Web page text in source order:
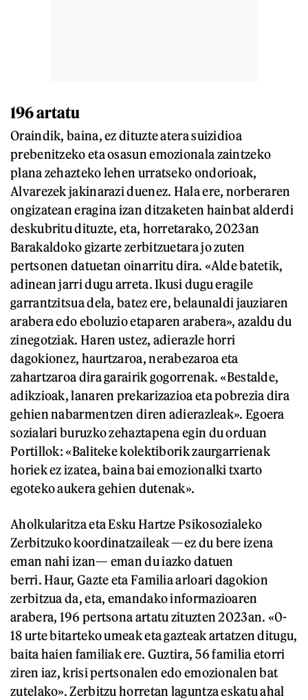
196 artatu
Oraindik, baina, ez dituzte atera suizidioa
prebenitzeko eta osasun emozionala zaintzeko
plana zehazteko lehen urratseko ondorioak,
Alvarezek jakinarazi duenez. Hala ere, norberaren
ongizatean eragina izan ditzaketen hainbat alderdi
deskubritu dituzte, eta, horretarako, 2023an
Barakaldoko gizarte zerbitzuetara jo zuten
pertsonen datuetan oinarritu dira. «Alde batetik,
adinean jarri dugu arreta. Ikusi dugu eragile
garrantzitsua dela, batez ere, belaunaldi jauziaren
arabera edo eboluzio etaparen arabera», azaldu du
zinegotziak. Haren ustez, adierazle horri
dagokionez, haurtzaroa, nerabezaroa eta
zahartzaroa dira garairik gogorrenak. «Bestalde,
adikzioak, lanaren prekarizazioa eta pobrezia dira
gehien nabarmentzen diren adierazleak». Egoera
sozialari buruzko zehaztapena egin du orduan
Portillok: «Baliteke kolektiborik zaurgarrienak
horiek ez izatea, baina bai emozionalki txarto
egoteko aukera gehien dutenak».
Aholkularitza eta Esku Hartze Psikosozialeko
Zerbitzuko koordinatzaileak —ez du bere izena
eman nahi izan— eman du iazko datuen
berri. Haur, Gazte eta Familia arloari dagokion
zerbitzua da, eta, emandako informazioaren
arabera, 196 pertsona artatu zituzten 2023an. «0-
18 urte bitarteko umeak eta gazteak artatzen ditugu,
baita haien familiak ere. Guztira, 56 familia etorri
ziren iaz, krisi pertsonalen edo emozionalen bat
zutelako». Zerbitzu horretan laguntza eskatu ahal